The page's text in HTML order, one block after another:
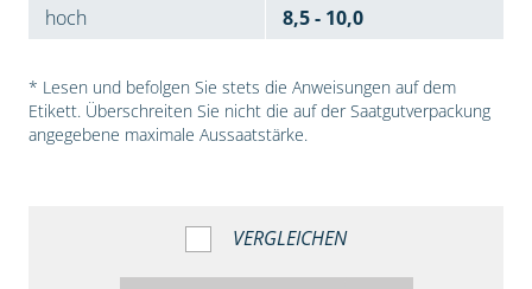
hoch
8,5 - 10,0
* Lesen und befolgen Sie stets die Anweisungen auf dem
Etikett. Überschreiten Sie nicht die auf der Saatgutverpackung
angegebene maximale Aussaatstärke.
VERGLEICHEN